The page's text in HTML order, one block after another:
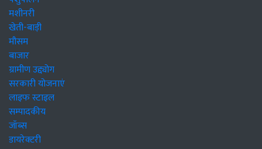
मशीनरी
खेती-बाड़ी
मौसम
बाजार
ग्रामीण उद्द्योग
सरकारी योजनाएं
लाइफ स्टाइल
सम्पादकीय
जॉब्स
डायरेक्टरी